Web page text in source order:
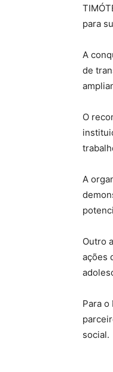
para
A
de
O
A
Outro
ações
Para
social.